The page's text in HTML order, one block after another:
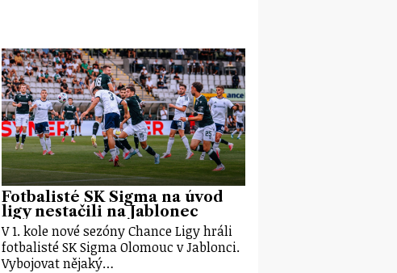
Fotbalisté SK Sigma na úvod
ligy nestačili na Jablonec
V 1. kole nové sezóny Chance Ligy hráli
fotbalisté SK Sigma Olomouc v Jablonci.
Vybojovat nějaký…